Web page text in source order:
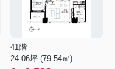
41階
24.06坪 (79.54㎡)